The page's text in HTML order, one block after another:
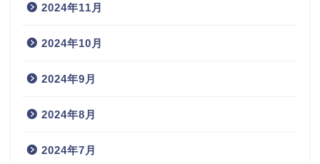
2024年11月
2024年10月
2024年9月
2024年8月
2024年7月